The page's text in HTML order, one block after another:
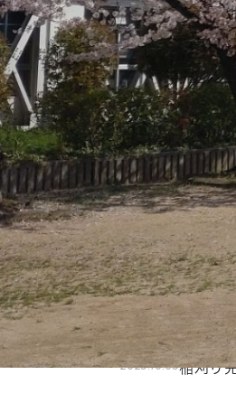
2025.11.20第２回
2025.11.14 11月12
2025.11.11芦間の青
2025.11.0724期「高
2025.10.3010/25
2025.10.23 まもな
2025.10.03稲刈り完